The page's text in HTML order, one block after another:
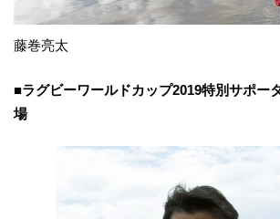
藤巻亮太
■ラグビーワールドカップ2019特別サポー
場